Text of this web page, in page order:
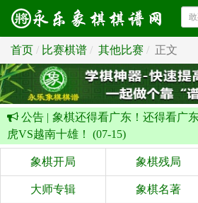
首页 比赛棋谱 其他比赛 正文
公告 | 象棋还得看广东！还得看广
虎VS越南十雄！ (07-15)
象棋开局 象棋残局
大师专辑 象棋名著